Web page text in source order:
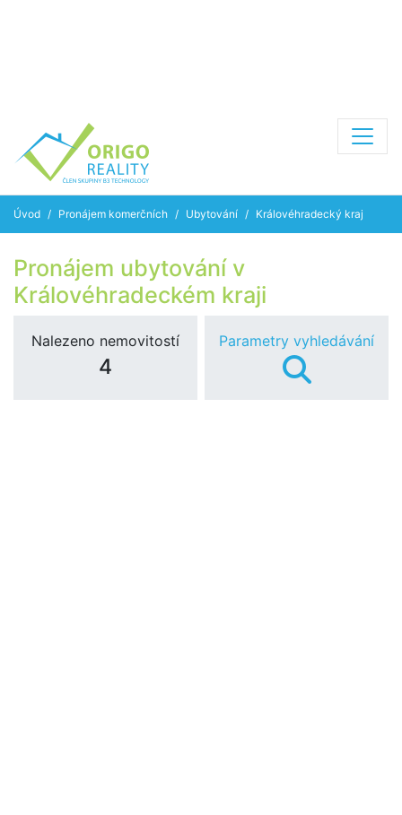
Úvod Pronájem komerčních Ubytování Královéhradecký kraj
Pronájem ubytování v
Královéhradeckém kraji
Nalezeno nemovitostí
4
Parametry vyhledávání